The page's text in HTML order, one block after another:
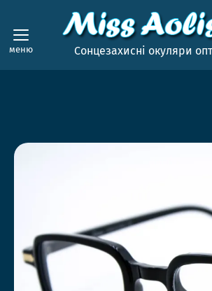
меню Сонцезахисні окуляри